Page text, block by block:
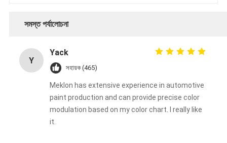
সমস্ত পর্যালোচনা
Y
Yack
সহায়ক (465)
Meklon has extensive experience in automotive
paint production and can provide precise color
modulation based on my color chart. I really like
it.